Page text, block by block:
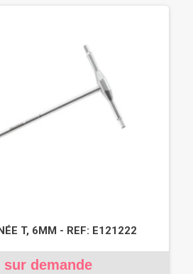
T, 6MM - REF: E121222
sur demande